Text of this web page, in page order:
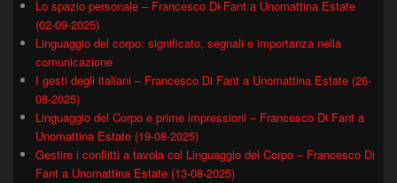
Lo spazio personale – Francesco Di Fant a Unomattina Estate
(02-09-2025)
Linguaggio del corpo: significato, segnali e importanza nella
comunicazione
I gesti degli italiani – Francesco Di Fant a Unomattina Estate (26-
08-2025)
Linguaggio del Corpo e prime impressioni – Francesco Di Fant a
Unomattina Estate (19-08-2025)
Gestire i conflitti a tavola col Linguaggio del Corpo – Francesco Di
Fant a Unomattina Estate (13-08-2025)